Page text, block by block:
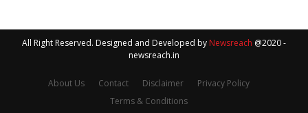
All Right Reserved. Designed and Developed by Newsreach @2020 -
newsreach.in
About Us Contact Disclaimer
Privacy Policy
Terms & Conditions